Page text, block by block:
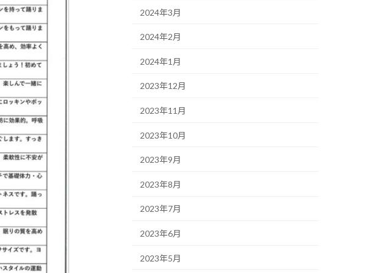
2024年3月
2024年2月
2024年1月
2023年12月
2023年11月
2023年10月
2023年9月
2023年8月
2023年7月
2023年6月
2023年5月